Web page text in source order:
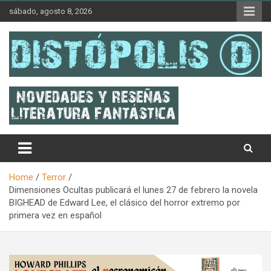
content
sábado, agosto 8, 2026
Distópolis
Home
Terror
Dimensiones Ocultas publicará el lunes 27 de febrero la novela
BIGHEAD de Edward Lee, el clásico del horror extremo por
primera vez en español